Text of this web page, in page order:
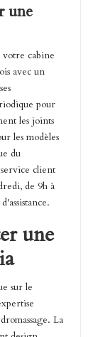
une
cabine
avec un
pour
les joints
les modèles
du
client
de 9h à
une
sur le
La